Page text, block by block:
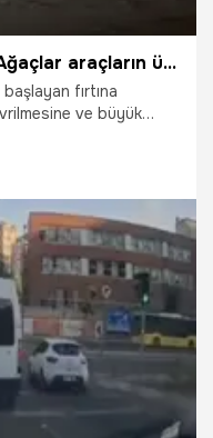
Fırtına Sancaktepe'de esti: Ağaçlar araçların üzerine devrildi
fırtına
ve büyük